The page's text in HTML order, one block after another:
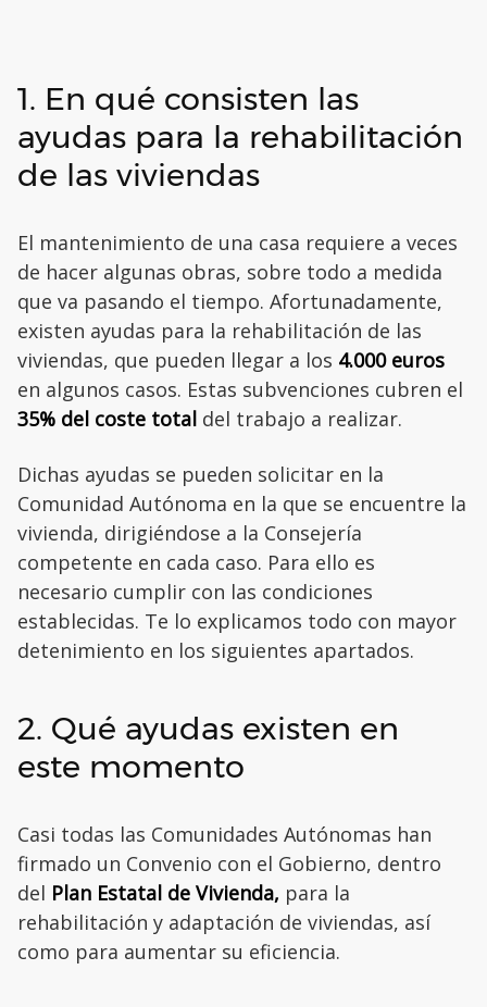
1. En qué consisten las
ayudas para la rehabilitación
de las viviendas
El mantenimiento de una casa requiere a veces
de hacer algunas obras, sobre todo a medida
que va pasando el tiempo. Afortunadamente,
existen ayudas para la rehabilitación de las
viviendas, que pueden llegar a los 4.000 euros
en algunos casos. Estas subvenciones cubren el
35% del coste total del trabajo a realizar.
Dichas ayudas se pueden solicitar en la
Comunidad Autónoma en la que se encuentre la
vivienda, dirigiéndose a la Consejería
competente en cada caso. Para ello es
necesario cumplir con las condiciones
establecidas. Te lo explicamos todo con mayor
detenimiento en los siguientes apartados.
2. Qué ayudas existen en
este momento
Casi todas las Comunidades Autónomas han
firmado un Convenio con el Gobierno, dentro
del Plan Estatal de Vivienda, para la
rehabilitación y adaptación de viviendas, así
como para aumentar su eficiencia.